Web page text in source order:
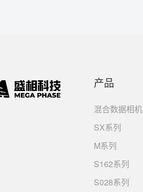
产品
混合数据相机
SX系列
M系列
S162系列
S028系列